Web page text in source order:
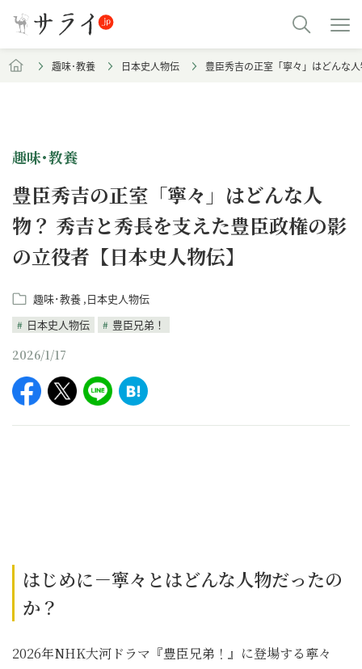
趣味･教養 日本史人物伝 豊臣秀吉の正室「寧々」はどんな
趣味･教養
豊臣秀吉の正室「寧々」はどんな人
物？ 秀吉と秀長を支えた豊臣政権の影
の立役者【日本史人物伝】
趣味･教養 日本史人物伝
日本史人物伝
豊臣兄弟！
2026/1/17
はじめに－寧々とはどんな人物だったの
か？
2026年NHK大河ドラマ『豊臣兄弟！』に登場する寧々